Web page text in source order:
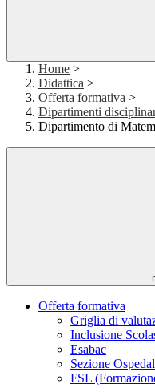
Home >
Didattica >
Offerta formativa >
Dipartimenti
Dipartimento di
Offerta formativa
Griglia di
Inclusione
Esabac
Sezione
FSL